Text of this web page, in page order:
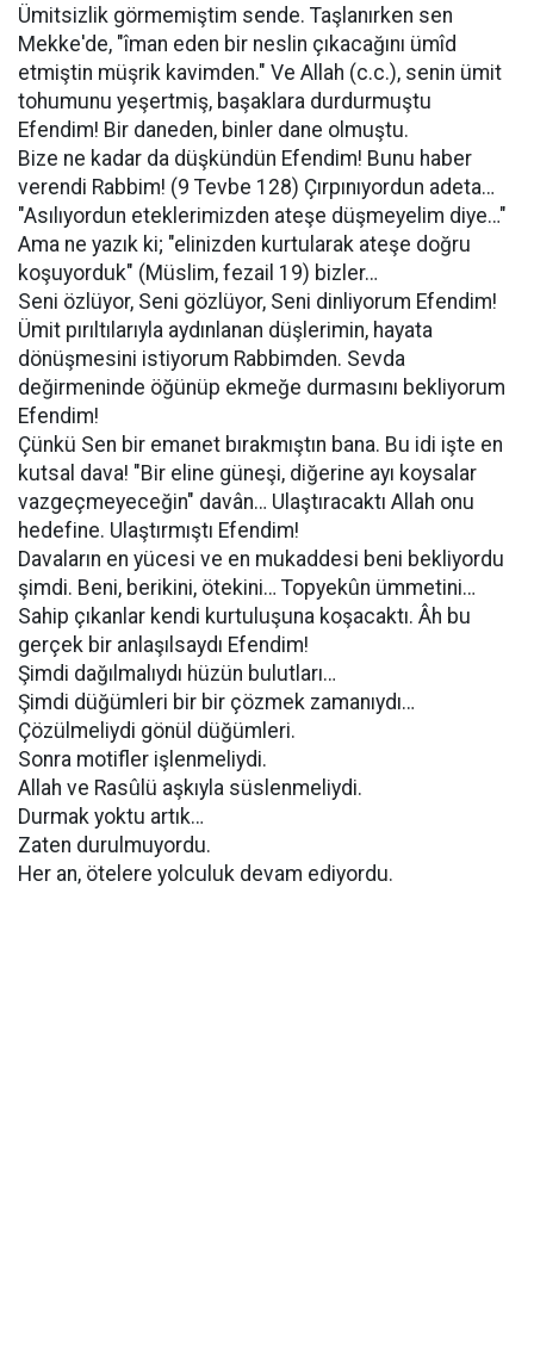
Ümitsizlik görmemiştim sende. Taşlanırken sen
Mekke'de, "îman eden bir neslin çıkacağını ümîd
etmiştin müşrik kavimden." Ve Allah (c.c.), senin ümit
tohumunu yeşertmiş, başaklara durdurmuştu
Efendim! Bir daneden, binler dane olmuştu.
Bize ne kadar da düşkündün Efendim! Bunu haber
verendi Rabbim! (9 Tevbe 128) Çırpınıyordun adeta…
"Asılıyordun eteklerimizden ateşe düşmeyelim diye…"
Ama ne yazık ki; "elinizden kurtularak ateşe doğru
koşuyorduk" (Müslim, fezail 19) bizler…
Seni özlüyor, Seni gözlüyor, Seni dinliyorum Efendim!
Ümit pırıltılarıyla aydınlanan düşlerimin, hayata
dönüşmesini istiyorum Rabbimden. Sevda
değirmeninde öğünüp ekmeğe durmasını bekliyorum
Efendim!
Çünkü Sen bir emanet bırakmıştın bana. Bu idi işte en
kutsal dava! "Bir eline güneşi, diğerine ayı koysalar
vazgeçmeyeceğin" davân… Ulaştıracaktı Allah onu
hedefine. Ulaştırmıştı Efendim!
Davaların en yücesi ve en mukaddesi beni bekliyordu
şimdi. Beni, berikini, ötekini… Topyekûn ümmetini…
Sahip çıkanlar kendi kurtuluşuna koşacaktı. Âh bu
gerçek bir anlaşılsaydı Efendim!
Şimdi dağılmalıydı hüzün bulutları…
Şimdi düğümleri bir bir çözmek zamanıydı…
Çözülmeliydi gönül düğümleri.
Sonra motifler işlenmeliydi.
Allah ve Rasûlü aşkıyla süslenmeliydi.
Durmak yoktu artık…
Zaten durulmuyordu.
Her an, ötelere yolculuk devam ediyordu.